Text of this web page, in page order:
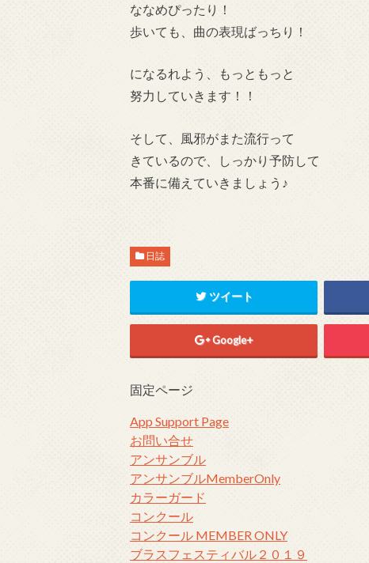
ななめぴったり！
歩いても、曲の表現ばっちり！
になるれよう、もっともっと
努力していきます！！
そして、風邪がまた流行って
きているので、しっかり予防して
本番に備えていきましょう♪
日誌
ツイート
Google+
固定ページ
App Support Page
お問い合せ
アンサンブル
アンサンブルMemberOnly
カラーガード
コンクール
コンクール MEMBER ONLY
ブラスフェスティバル２０１９